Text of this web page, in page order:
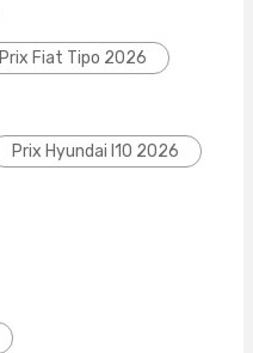
Prix Fiat Tipo 2026
Prix Hyundai I10 2026